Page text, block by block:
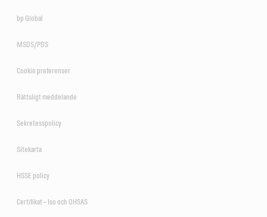
bp Global
MSDS/PDS
Cookie preferenser
Rättsligt meddelande
Sekretesspolicy
Sitekarta
HSSE policy
Certifikat – Iso och OHSAS